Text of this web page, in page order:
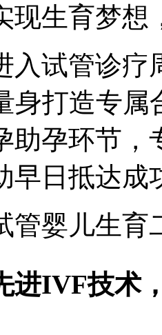
现生育梦想
试管诊疗
身打造专
助孕环节，
早日抵达成
婴儿生育
进IVF技术